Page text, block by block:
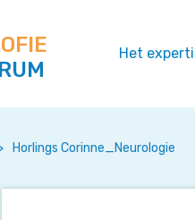
Het
Horlings Corinne_Neurologie